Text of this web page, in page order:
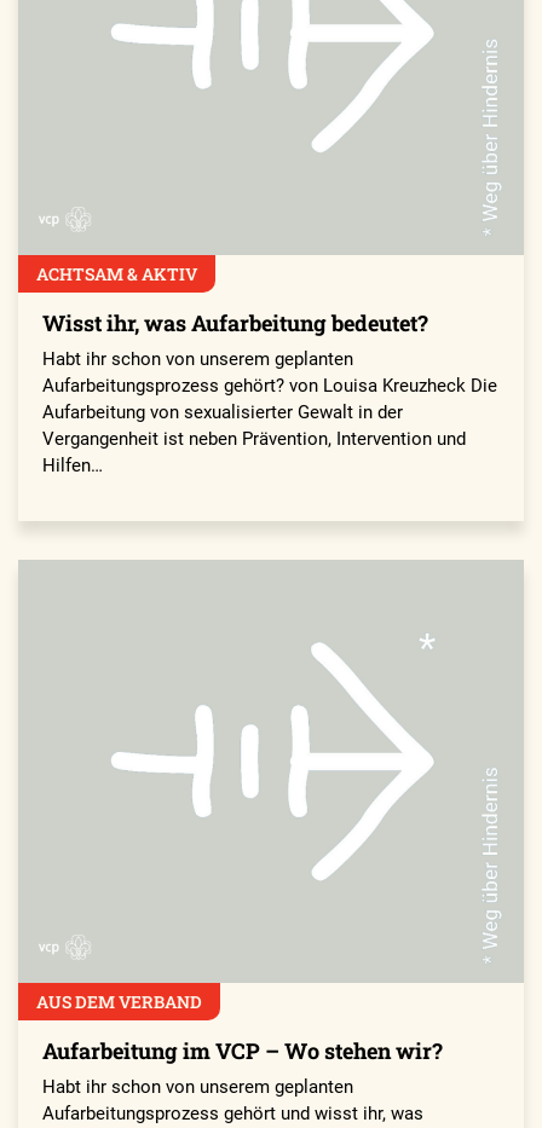
ACHTSAM & AKTIV
Wisst ihr, was Aufarbeitung bedeutet?
Habt ihr schon von unserem geplanten
Aufarbeitungsprozess gehört? von Louisa Kreuzheck Die
Aufarbeitung von sexualisierter Gewalt in der
Vergangenheit ist neben Prävention, Intervention und
Hilfen…
AUS DEM VERBAND
Aufarbeitung im VCP – Wo stehen wir?
Habt ihr schon von unserem geplanten
Aufarbeitungsprozess gehört und wisst ihr, was